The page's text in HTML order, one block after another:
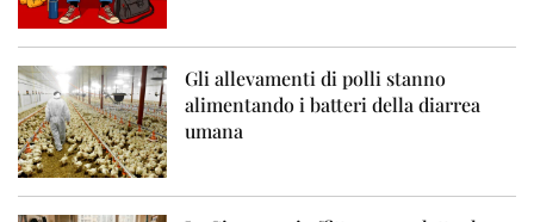
Gli allevamenti di polli stanno
alimentando i batteri della diarrea
umana